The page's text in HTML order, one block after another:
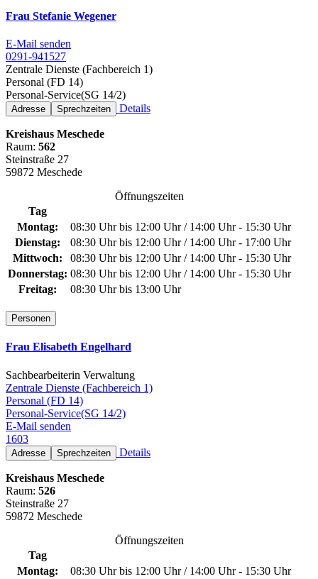
Frau Stefanie Wegener
E-Mail senden
0291-941527
Zentrale Dienste (Fachbereich 1)
Personal (FD 14)
Personal-Service(SG 14/2)
Adresse Sprechzeiten Details
Kreishaus Meschede
Raum: 562
Steinstraße 27
59872 Meschede
Öffnungszeiten
Tag
Montag:
08:30 Uhr bis 12:00 Uhr / 14:00 Uhr - 15:30 Uhr
Dienstag:
08:30 Uhr bis 12:00 Uhr / 14:00 Uhr - 17:00 Uhr
Mittwoch:
08:30 Uhr bis 12:00 Uhr / 14:00 Uhr - 15:30 Uhr
Donnerstag: 08:30 Uhr bis 12:00 Uhr / 14:00 Uhr - 15:30 Uhr
Freitag:
08:30 Uhr bis 13:00 Uhr
Personen
Frau Elisabeth Engelhard
Sachbearbeiterin Verwaltung
Zentrale Dienste (Fachbereich 1)
Personal (FD 14)
Personal-Service(SG 14/2)
E-Mail senden
1603
Adresse Sprechzeiten Details
Kreishaus Meschede
Raum: 526
Steinstraße 27
59872 Meschede
Öffnungszeiten
Tag
Montag:
08:30 Uhr bis 12:00 Uhr / 14:00 Uhr - 15:30 Uhr